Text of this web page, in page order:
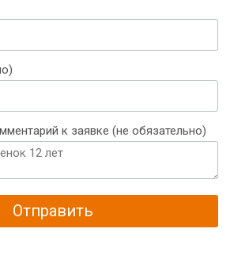
к заявке (не обязательно)
Отправить